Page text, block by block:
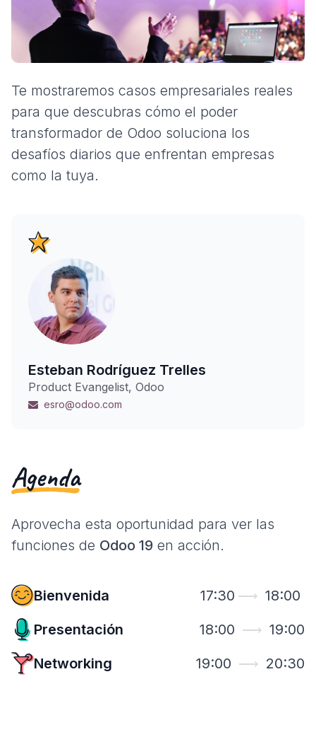
Te mostraremos casos empresariales reales
para que descubras cómo el poder
transformador de Odoo soluciona los
desafíos diarios que enfrentan empresas
como la tuya.
Esteban Rodríguez Trelles
Product Evangelist, Odoo
esro@odoo.com
Agenda
Aprovecha esta oportunidad para ver las
funciones de Odoo 19 en acción.
Bienvenida 17:30 ⟶ 18:00
Presentación
18:00 ⟶ 19:00
Networking
19:00 ⟶ 20:30